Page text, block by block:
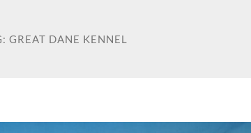
GREAT DANE KENNEL